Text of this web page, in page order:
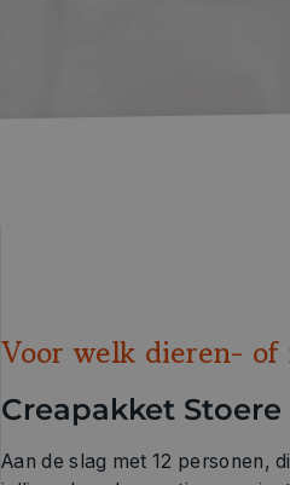
Voor welk dieren-
Creapakket
Aan de slag met 12 personen,